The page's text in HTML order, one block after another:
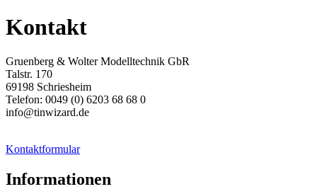
Kontakt
Gruenberg & Wolter Modelltechnik GbR
Talstr. 170
69198 Schriesheim
Telefon: 0049 (0) 6203 68 68 0
info@tinwizard.de
Kontaktformular
Informationen